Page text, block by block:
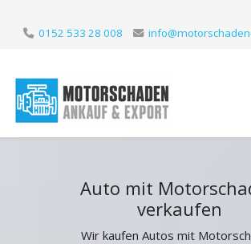
0152 533 28 008
Auto mit
verkaufen
Wir kaufen Autos mit